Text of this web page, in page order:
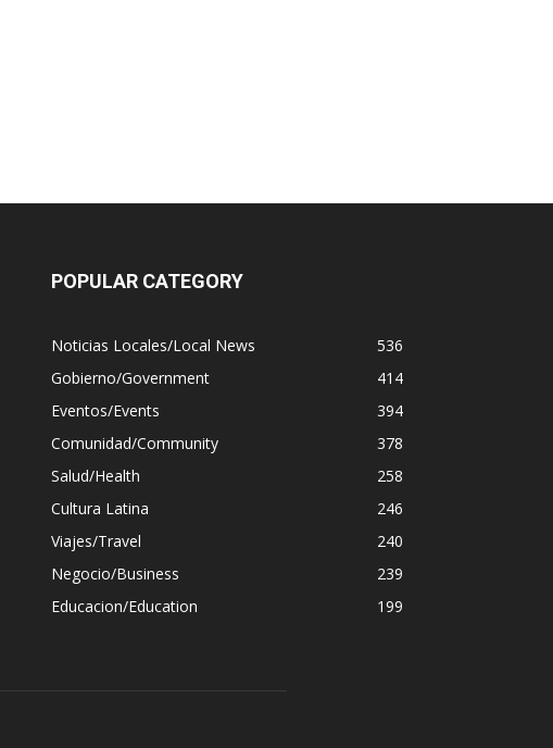
POPULAR CATEGORY
Noticias Locales/Local News
536
Gobierno/Government
414
Eventos/Events
394
Comunidad/Community
378
Salud/Health
258
Cultura Latina
246
Viajes/Travel
240
Negocio/Business
239
Educacion/Education
199